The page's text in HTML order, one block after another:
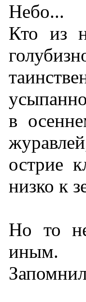
Небо...
Кто из
в
острие
низко к
Но то
иным.